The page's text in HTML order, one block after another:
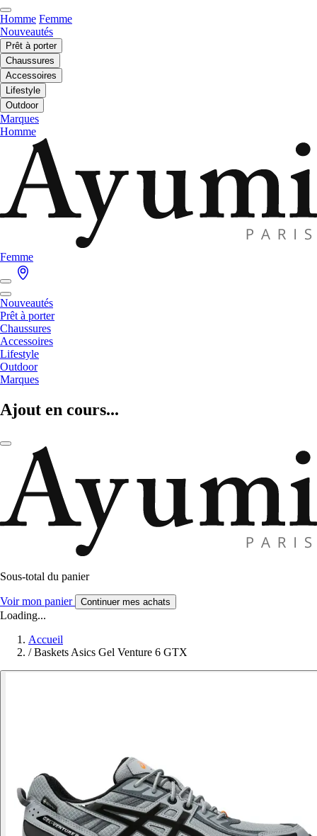
Homme Femme
Nouveautés
Prêt à porter
Chaussures
Accessoires
Lifestyle
Outdoor
Marques
Homme
Femme
Nouveautés
Prêt à porter
Chaussures
Accessoires
Lifestyle
Outdoor
Marques
Ajout en cours...
Sous-total du panier
Voir mon panier Continuer mes achats
Loading...
Accueil
/ Baskets Asics Gel Venture 6 GTX